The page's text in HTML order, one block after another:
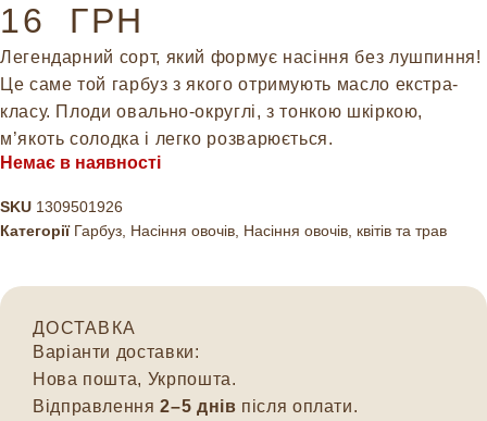
16 ГРН
Легендарний сорт, який формує насіння без лушпиння!
Це саме той гарбуз з якого отримують масло екстра-
класу. Плоди овально-округлі, з тонкою шкіркою,
м’якоть солодка і легко розварюється.
Немає в наявності
SKU 1309501926
Категорії Гарбуз Насіння овочів Насіння овочів, квітів та трав
ДОСТАВКА
Варіанти доставки:
Нова пошта, Укрпошта.
Відправлення2–5 днів після оплати.